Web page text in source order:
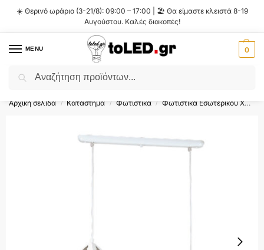
☀️ Θερινό ωράριο (3-21/8): 09:00 – 17:00 | 🏖️ Θα είμαστε κλειστά 8-19
Αυγούστου. Καλές διακοπές!
MENU 0
Flash Sale ⚡ 10% Έκπτωση με τον κωδικό
Αρχική σελίδα / Κατάστημα / Φωτιστικά / Φωτιστικά Εσωτερικού Χώρου